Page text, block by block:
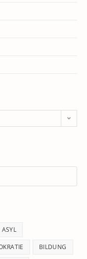
ASYL
BILDUNG